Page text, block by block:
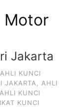
Motor
Jakarta
AHLI KUNCI
JAKARTA
AHLI
AHLI KUNCI
KUNCI